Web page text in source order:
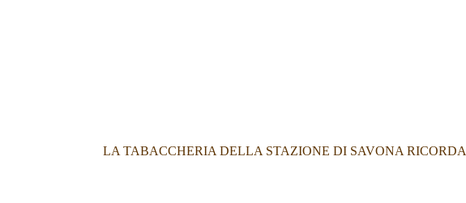
LA TABACCHERIA DELLA STAZIONE DI SAVONA